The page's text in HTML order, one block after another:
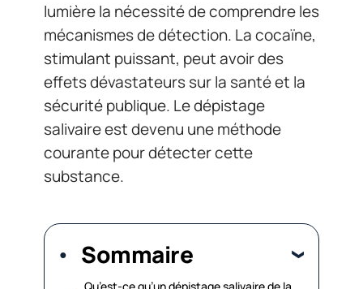
lumière la nécessité de comprendre les
mécanismes de détection. La cocaïne,
stimulant puissant, peut avoir des
effets dévastateurs sur la santé et la
sécurité publique. Le dépistage
salivaire est devenu une méthode
courante pour détecter cette
substance.
Sommaire
Qu’est-ce qu’un dépistage salivaire de la